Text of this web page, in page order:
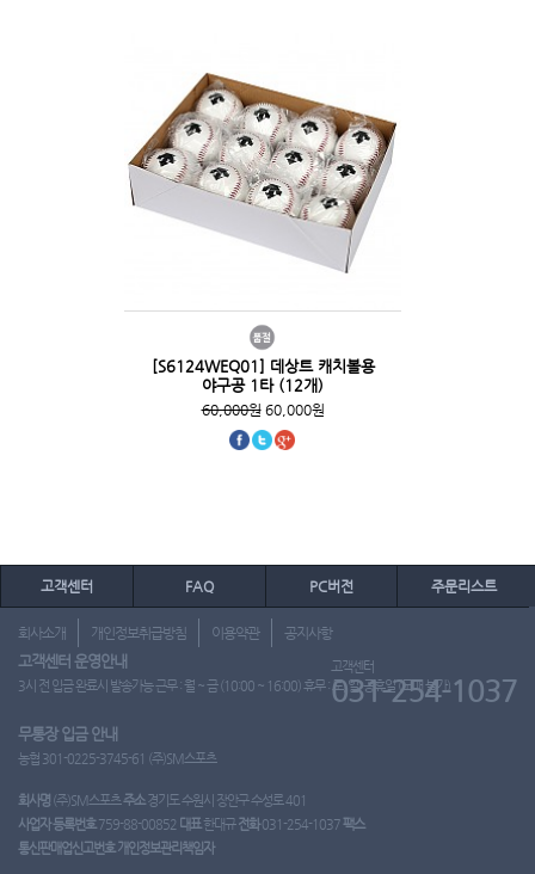
[S6124WEQ01] 데상트 캐치볼용
야구공 1타 (12개)
60,000원60,000원
고객센터 FAQ PC버전 주문리스트
회사소개 개인정보취급방침 이용약관 공지사항
고객센터 운영안내
3시 전 입금 완료시 발송가능 근무 : 월 ~ 금 (10:00 ~ 16:00) 휴무 : 토, 일, 공휴일 (도매 불가)
고객센터
031-254-1037
무통장 입금 안내
농협 301-0225-3745-61 (주)SM스포츠
회사명 (주)SM스포츠주소경기도 수원시 장안구 수성로 401
사업자 등록번호759-88-00852 대표한대규 전화031-254-1037팩스
통신판매업신고번호 개인정보관리책임자